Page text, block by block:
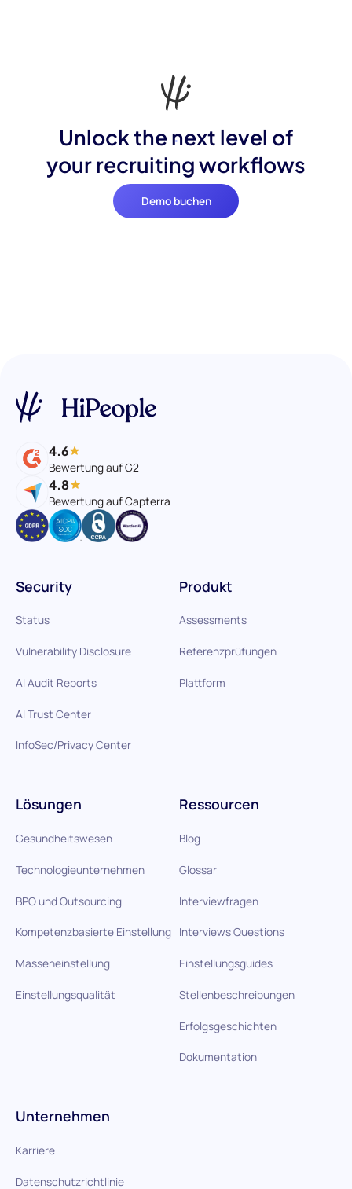
Unlock the next level of
your recruiting workflows
Demo buchen
4.6
Bewertung auf G2
4.8
Bewertung auf Capterra
Produkt
Assessments
Referenzprüfungen
Plattform
Lösungen
Gesundheitswesen
Technologieunternehmen
BPO und Outsourcing
Kompetenzbasierte Einstellung
Masseneinstellung
Einstellungsqualität
Ressourcen
Blog
Glossar
Interviewfragen
Interviews Questions
Einstellungsguides
Stellenbeschreibungen
Erfolgsgeschichten
Dokumentation
Security
Status
Vulnerability Disclosure
AI Audit Reports
AI Trust Center
InfoSec/Privacy Center
Unternehmen
Karriere
Datenschutzrichtlinie